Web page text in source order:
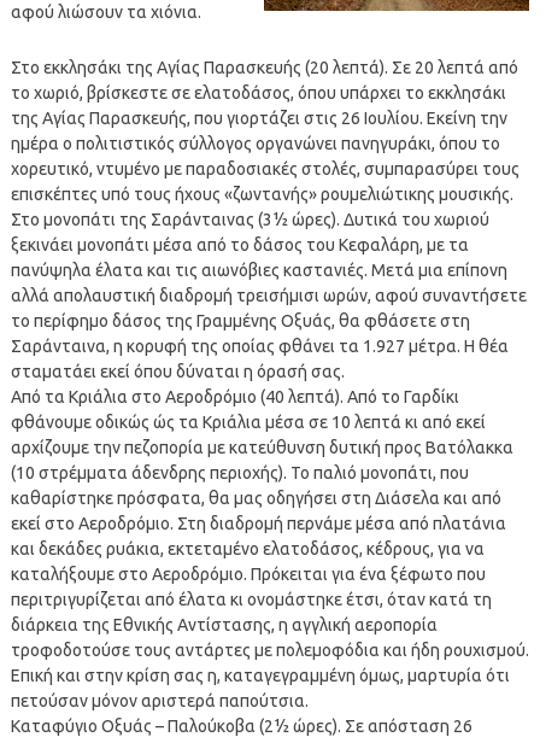
αφού λιώσουν τα χιόνια.
Στο εκκλησάκι της Αγίας Παρασκευής (20 λεπτά). Σε 20 λεπτά από
το χωριό, βρίσκεστε σε ελατοδάσος, όπου υπάρχει το εκκλησάκι
της Αγίας Παρασκευής, που γιορτάζει στις 26 Ιουλίου. Εκείνη την
ημέρα ο πολιτιστικός σύλλογος οργανώνει πανηγυράκι, όπου το
χορευτικό, ντυμένο με παραδοσιακές στολές, συμπαρασύρει τους
επισκέπτες υπό τους ήχους «ζωντανής» ρουμελιώτικης μουσικής.
Στο μονοπάτι της Σαράνταινας (3½ ώρες). Δυτικά του χωριού
ξεκινάει μονοπάτι μέσα από το δάσος του Κεφαλάρη, με τα
πανύψηλα έλατα και τις αιωνόβιες καστανιές. Μετά μια επίπονη
αλλά απολαυστική διαδρομή τρεισήμισι ωρών, αφού συναντήσετε
το περίφημο δάσος της Γραμμένης Οξυάς, θα φθάσετε στη
Σαράνταινα, η κορυφή της οποίας φθάνει τα 1.927 μέτρα. Η θέα
σταματάει εκεί όπου δύναται η όρασή σας.
Από τα Κριάλια στο Αεροδρόμιο (40 λεπτά). Από το Γαρδίκι
φθάνουμε οδικώς ώς τα Κριάλια μέσα σε 10 λεπτά κι από εκεί
αρχίζουμε την πεζοπορία με κατεύθυνση δυτική προς Βατόλακκα
(10 στρέμματα άδενδρης περιοχής). Το παλιό μονοπάτι, που
καθαρίστηκε πρόσφατα, θα μας οδηγήσει στη Διάσελα και από
εκεί στο Αεροδρόμιο. Στη διαδρομή περνάμε μέσα από πλατάνια
και δεκάδες ρυάκια, εκτεταμένο ελατοδάσος, κέδρους, για να
καταλήξουμε στο Αεροδρόμιο. Πρόκειται για ένα ξέφωτο που
περιτριγυρίζεται από έλατα κι ονομάστηκε έτσι, όταν κατά τη
διάρκεια της Εθνικής Αντίστασης, η αγγλική αεροπορία
τροφοδοτούσε τους αντάρτες με πολεμοφόδια και ήδη ρουχισμού.
Επική και στην κρίση σας η, καταγεγραμμένη όμως, μαρτυρία ότι
πετούσαν μόνον αριστερά παπούτσια.
Καταφύγιο Οξυάς – Παλούκοβα (2½ ώρες). Σε απόσταση 26